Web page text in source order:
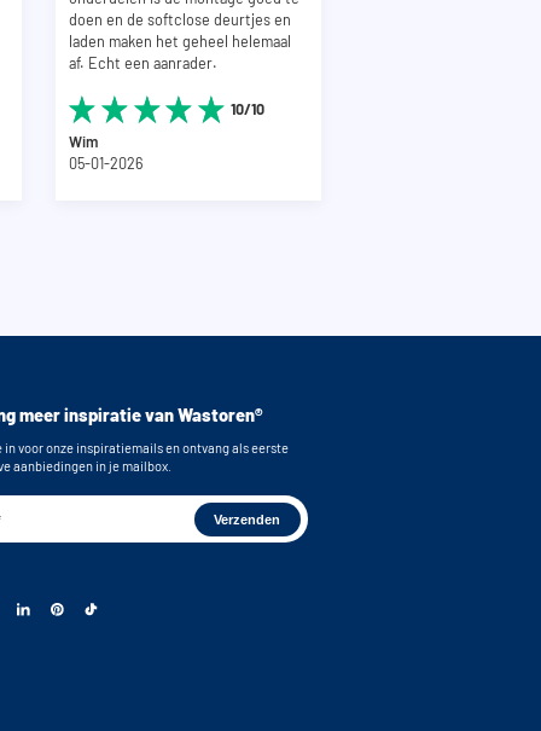
doen en de softclose deurtjes en
laden maken het geheel helemaal
af. Echt een aanrader.
10/10
Wim
05-01-2026
meer inspiratie van Wastoren®
voor onze inspiratiemails en ontvang als eerste
aanbiedingen in je mailbox.